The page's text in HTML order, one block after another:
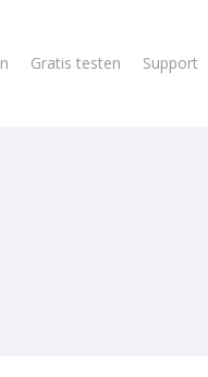
Gratis testen Support